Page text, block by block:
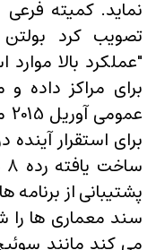
"عملکرد بالا
برای استقرار
سند معماری ها را
می کند مانند